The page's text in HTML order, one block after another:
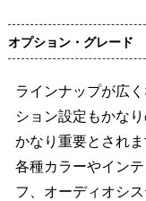
オプション・グレード
ラインナップが広
ション設定もかな
かなり重要とされま
各種カラーやイン
フ、オーディオシ